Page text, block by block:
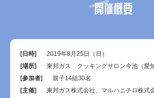
開催概要
[日時]
2019年8月25日（日）
[場所]
東邦ガス クッキングサロン今池（愛
[参加者]
親子14組30名
[主催]
東邦ガス株式会社、マルハニチロ株式